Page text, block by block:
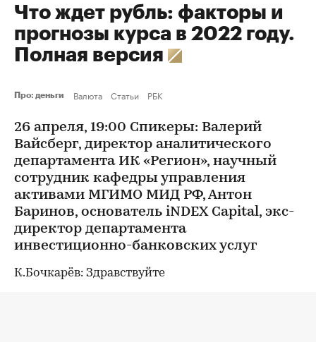
Что ждет рубль: факторы и
прогнозы курса в 2022 году.
Полная версия
Про: деньги Валюта Статьи РБК
26 апреля, 19:00 Спикеры: Валерий
Вайсберг, директор аналитического
департамента ИК «Регион», научный
сотрудник кафедры управления
активами МГИМО МИД РФ, Антон
Баринов, основатель iNDEX Capital, экс-
директор департамента
инвестиционно-банковских услуг
К.Бочкарёв: Здравствуйте